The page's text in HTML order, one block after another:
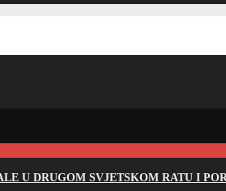
U DRUGOM SVJETSKOM RATU I